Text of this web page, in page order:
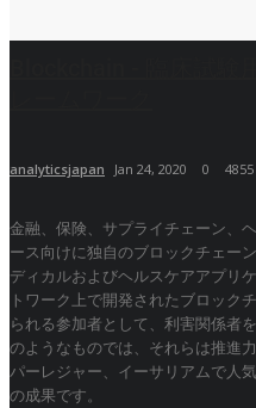
analyticsjapan Jan 24, 2020 0 4855
金融、保険、サプライチェーン、
ース向けに独自のブロックチェー
ディカルおよびヘルスケアアプリ
トワーク上で開発されたブロック
られる参加者として、利害関係者
のようなものでは、それらは推進
パーレジャー、イーサリアムで人
の成果です。